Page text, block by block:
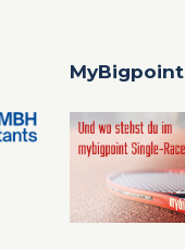
MyBigpoint